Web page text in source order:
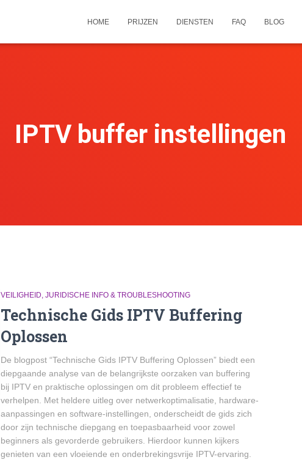
HOME PRIJZEN DIENSTEN FAQ BLOG
IPTV buffer instellingen
VEILIGHEID, JURIDISCHE INFO & TROUBLESHOOTING
Technische Gids IPTV Buffering
Oplossen
De blogpost “Technische Gids IPTV Buffering Oplossen” biedt een
diepgaande analyse van de belangrijkste oorzaken van buffering
bij IPTV en praktische oplossingen om dit probleem effectief te
verhelpen. Met heldere uitleg over netwerkoptimalisatie, hardware-
aanpassingen en software-instellingen, onderscheidt de gids zich
door zijn technische diepgang en toepasbaarheid voor zowel
beginners als gevorderde gebruikers. Hierdoor kunnen kijkers
genieten van een vloeiende en onderbrekingsvrije IPTV-ervaring.